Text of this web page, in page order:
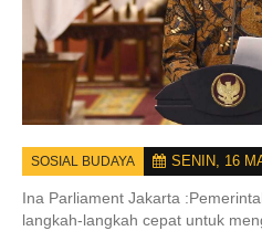
SOSIAL BUDAYA SENIN, 16
Ina Parliament Jakarta :
langkah-langkah cepat untuk